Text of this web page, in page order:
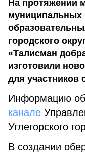
На протяжении
городского
«Талисман
изготовили
для участников
Информацию
канале
Углегорского
В создании